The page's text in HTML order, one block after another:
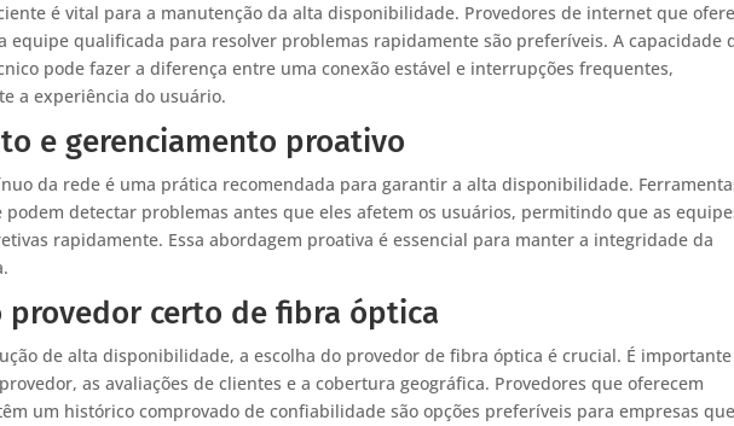
é vital para a manutenção da alta disponibilidade. Provedores de internet que
equipe qualificada para resolver problemas rapidamente são preferíveis. A capacidade
pode fazer a diferença entre uma conexão estável e interrupções frequentes,
a experiência do usuário.
e gerenciamento proativo
da rede é uma prática recomendada para garantir a alta disponibilidade.
detectar problemas antes que eles afetem os usuários, permitindo que as
rapidamente. Essa abordagem proativa é essencial para manter a integridade da
provedor certo de fibra óptica
de alta disponibilidade, a escolha do provedor de fibra óptica é crucial. É importante
as avaliações de clientes e a cobertura geográfica. Provedores que oferecem
um histórico comprovado de confiabilidade são opções preferíveis para empresas que